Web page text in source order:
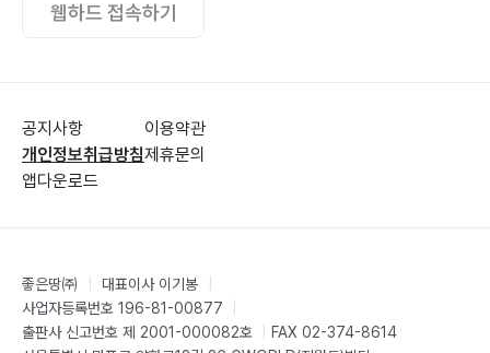
웹하드 접속하기
공지사항
개인정보취급방침
앱다운로드
이용약관
제휴문의
좋은땅㈜ 대표이사 이기봉
사업자등록번호 196-81-00877
출판사 신고번호 제 2001-000082호
FAX 02-374-8614